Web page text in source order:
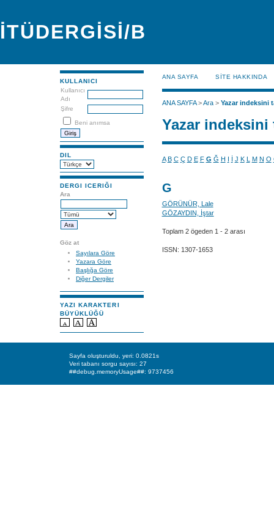
İTÜDERGİSİ/B
KULLANICI
Kullanıcı
Adı
Şifre
Beni anımsa
DIL
DERGI ICERIĞI
Ara
Göz at
Sayılara Göre
Yazara Göre
Başlığa Göre
Diğer Dergiler
YAZI KARAKTERI
BÜYÜKLÜĞÜ
ANA SAYFA SİTE HAKKINDA
ANA SAYFA>Ara> Yazar indeksini
Yazar indeksini
A B C Ç D E F G Ğ H I İ J K L M N O
G
GÖRÜNÜR, Lale
GÖZAYDIN, İştar
Toplam 2 ögeden 1 - 2 arası
ISSN: 1307-1653
Sayfa oluşturuldu, yeri: 0.0821s
Veri tabanı sorgu sayısı: 27
##debug.memoryUsage##: 9737456